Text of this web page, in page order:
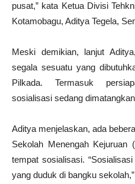
pusat,” kata Ketua Divisi
Kotamobagu, Aditya Tegela,
Meski demikian, lanjut
segala sesuatu yang
Pilkada. Termasuk
sosialisasi sedang
Aditya menjelaskan, ada
Sekolah Menengah Kejuruan
tempat sosialisasi.
yang duduk di bangku